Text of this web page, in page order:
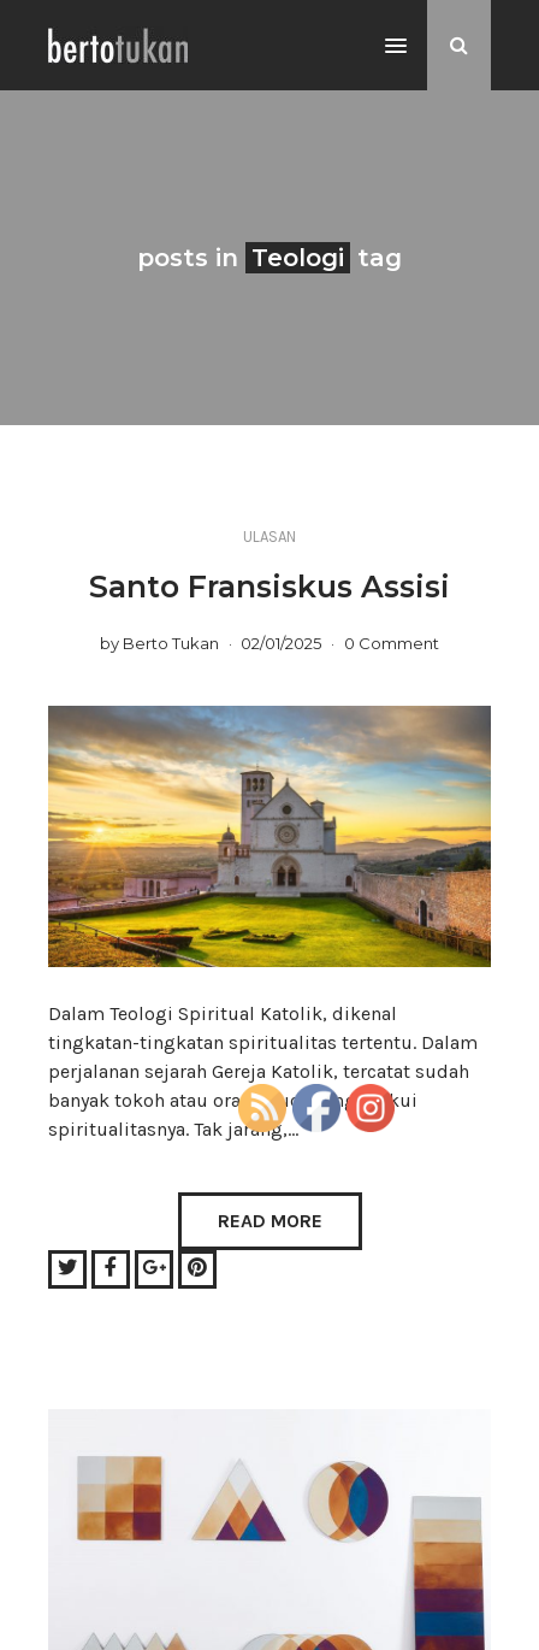
posts in Teologi tag
ULASAN
Santo Fransiskus Assisi
by Berto Tukan 02/01/2025 0 Comment
Dalam Teologi Spiritual Katolik, dikenal
tingkatan-tingkatan spiritualitas tertentu. Dalam
perjalanan sejarah Gereja Katolik, tercatat sudah
banyak tokoh atau orang suci yang diakui
spiritualitasnya. Tak jarang,…
READ MORE
TwitterFacebookGoogle+